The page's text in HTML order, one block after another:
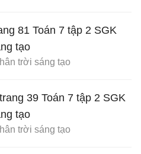
81 Toán 7 tập 2 SGK
tạo
trời sáng tạo
39 Toán 7 tập 2 SGK
tạo
trời sáng tạo